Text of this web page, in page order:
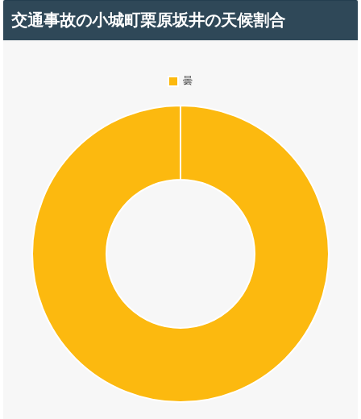
交通事故の小城町栗原坂井の天候割合